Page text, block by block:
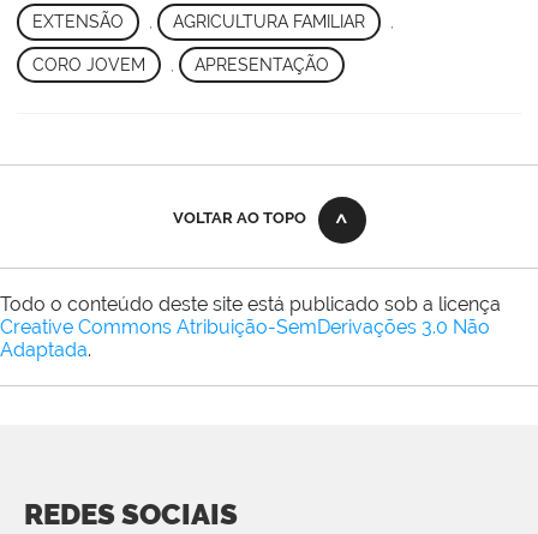
EXTENSÃO
, AGRICULTURA FAMILIAR ,
CORO JOVEM APRESENTAÇÃO
VOLTAR AO TOPO
Todo o conteúdo deste site está publicado sob a licença
Creative Commons Atribuição-SemDerivações 3.0 Não
Adaptada.
REDES SOCIAIS